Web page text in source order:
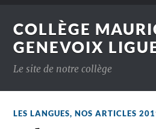
COLLÈGE
GENEVOIX
Le site de notre collège
LES LANGUES,NOS ARTICLES